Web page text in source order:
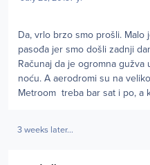
Da, vrlo brzo smo prošli. Malo
pasođa jer smo došli zadnji
Računaj da je ogromna gužva
noću. A aerodromi su na
Metroom treba bar sat i po, a
3 weeks later...